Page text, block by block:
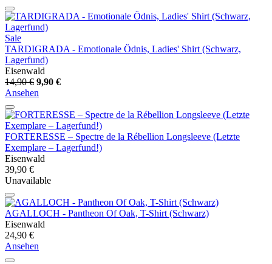
Sale
TARDIGRADA - Emotionale Ödnis, Ladies' Shirt (Schwarz,
Lagerfund)
Eisenwald
14,90 € 9,90 €
Ansehen
FORTERESSE – Spectre de la Rébellion Longsleeve (Letzte
Exemplare – Lagerfund!)
Eisenwald
39,90 €
Unavailable
AGALLOCH - Pantheon Of Oak, T-Shirt (Schwarz)
Eisenwald
24,90 €
Ansehen